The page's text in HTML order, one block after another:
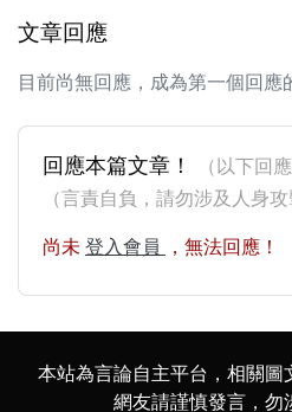
文章回應
目前尚無回應，成為第一個回應
回應本篇文章！
（以下回
（言責自負，請勿涉及人身
尚未 登入會員 ，無法回應！
本站為言論自主平台，相關圖
網友請謹慎發言，勿